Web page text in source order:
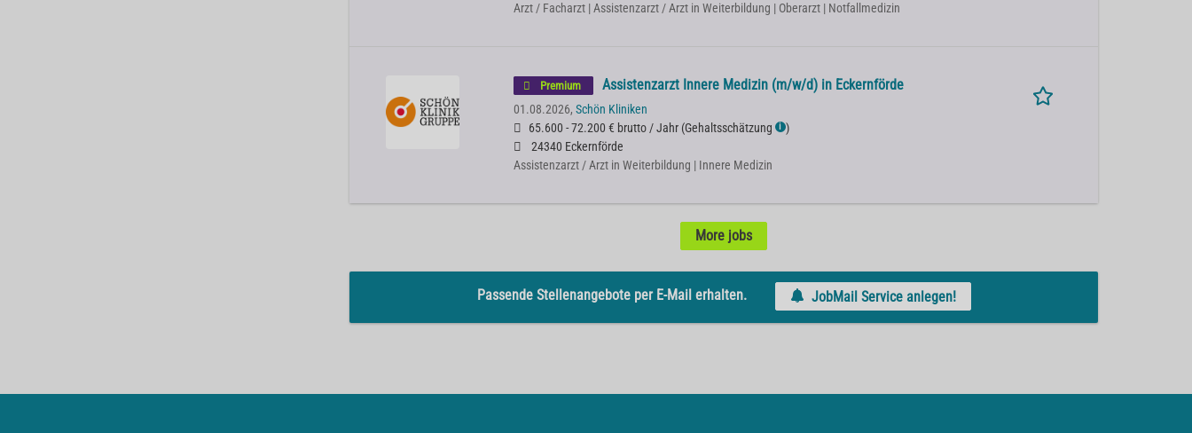
Arzt / Facharzt | Assistenzarzt / Arzt in Weiterbildung | Oberarzt | Notfallmedizin
Premium Assistenzarzt Innere Medizin (m/w/d) in Eckernförde
01.08.2026, Schön Kliniken
65.600 - 72.200 € brutto / Jahr (Gehaltsschätzung ℹ )
24340 Eckernförde
Assistenzarzt / Arzt in Weiterbildung | Innere Medizin
More jobs
Passende Stellenangebote per E-Mail erhalten. JobMail Service anlegen!